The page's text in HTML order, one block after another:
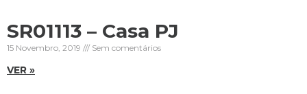
SR01113 – Casa PJ
15 Novembro, 2019 Sem comentários
VER »